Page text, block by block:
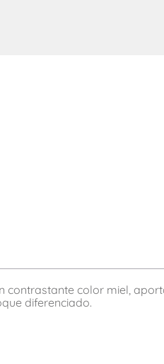
color miel,
diferenciado.